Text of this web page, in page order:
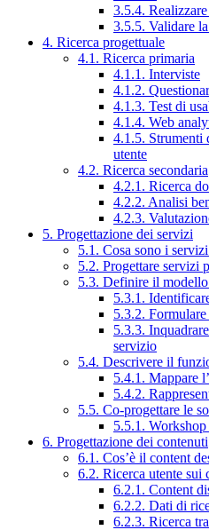
3.5.4.
3.5.5. Validare
4. Ricerca progettuale
4.1. Ricerca primaria
4.1.1. Interviste
4.1.2.
4.1.3. Test di
4.1.4. Web
4.1.5. Strumenti
utente
4.2. Ricerca secondaria
4.2.1. Ricerca
4.2.2. Analisi
4.2.3.
5. Progettazione dei servizi
5.1. Cosa sono i
5.2. Progettare servizi
5.3. Definire il
5.3.1.
5.3.2.
5.3.3.
servizio
5.4. Descrivere il
5.4.1. Mappare
5.4.2.
5.5. Co-progettare le
5.5.1.
6. Progettazione dei contenuti
6.1. Cos’è il content
6.2. Ricerca utente
6.2.1. Content
6.2.2. Dati di
6.2.3. Ricerca